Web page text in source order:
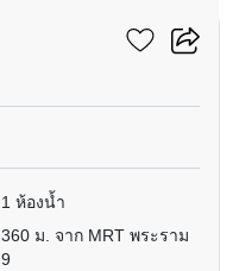
1 ห้องน้ำ
360 ม. จาก MRT พระราม
9